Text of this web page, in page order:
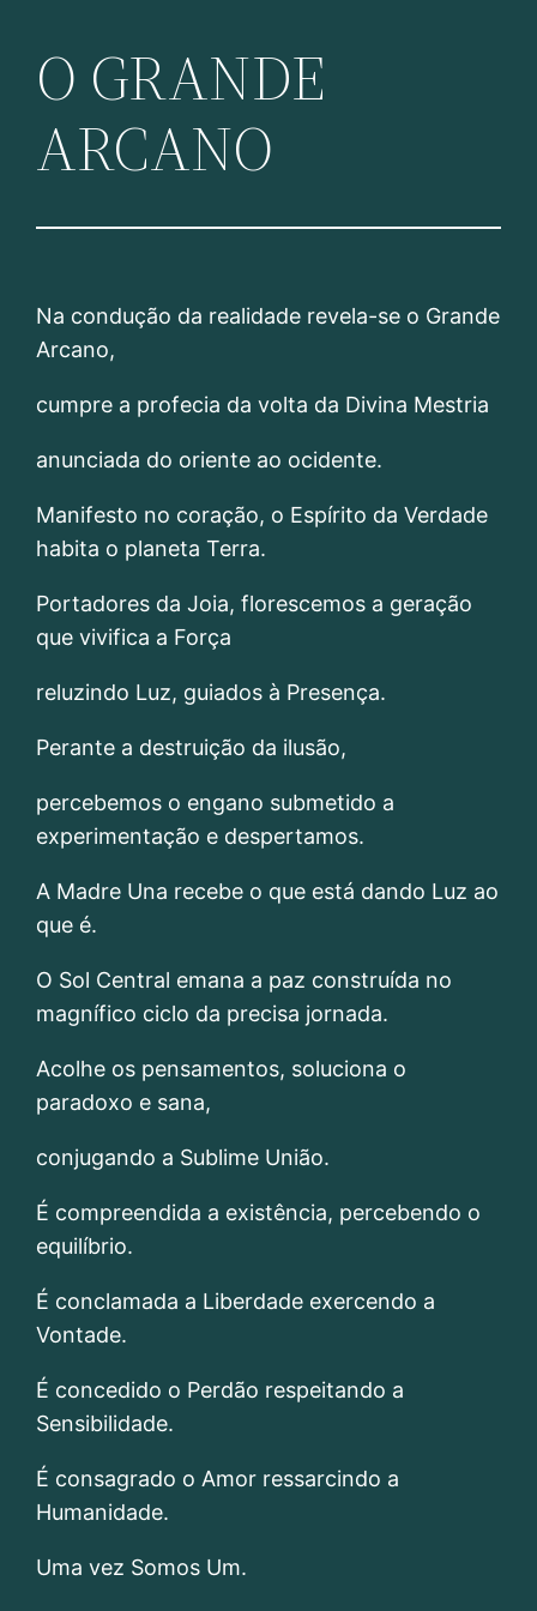
Pular
para
conteúdo
O GRANDE
ARCANO
Na condução da realidade revela-se o Grande
Arcano,
cumpre a profecia da volta da Divina Mestria
anunciada do oriente ao ocidente.
Manifesto no coração, o Espírito da Verdade
habita o planeta Terra.
Portadores da Joia, florescemos a geração
que vivifica a Força
reluzindo Luz, guiados à Presença.
Perante a destruição da ilusão,
percebemos o engano submetido a
experimentação e despertamos.
A Madre Una recebe o que está dando Luz ao
que é.
O Sol Central emana a paz construída no
magnífico ciclo da precisa jornada.
Acolhe os pensamentos, soluciona o
paradoxo e sana,
conjugando a Sublime União.
É compreendida a existência, percebendo o
equilíbrio.
É conclamada a Liberdade exercendo a
Vontade.
É concedido o Perdão respeitando a
Sensibilidade.
É consagrado o Amor ressarcindo a
Humanidade.
Uma vez Somos Um.